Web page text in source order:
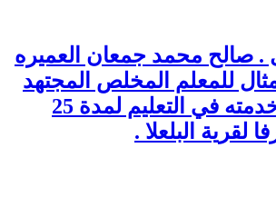
. صالح محمد جمعان العميره
للمعلم المخلص المجتهد
.ثم ترجل بعد خدمته في التعليم لمدة 25
لقرية البلعلا .